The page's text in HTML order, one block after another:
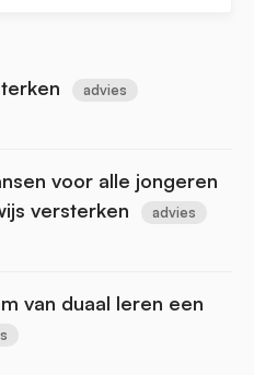
advies
voor alle jongeren
versterken
advies
van duaal leren een